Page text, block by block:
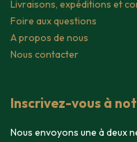
Livraisons, expéditions et
Foire aux questions
A propos de nous
Nous contacter
Inscrivez-vous à
Nous envoyons une à deux